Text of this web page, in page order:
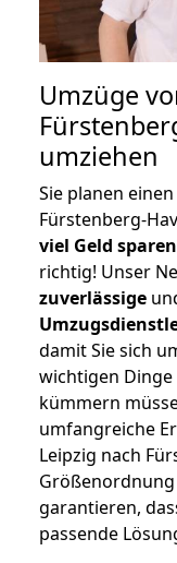
Umzüge
umziehen
Sie planen
Fürstenberg-
viel Geld
richtig! Unser
zuverlässige
damit Sie sich
wichtigen
kümmern
umfangreiche
Leipzig nach
garantieren,
passende